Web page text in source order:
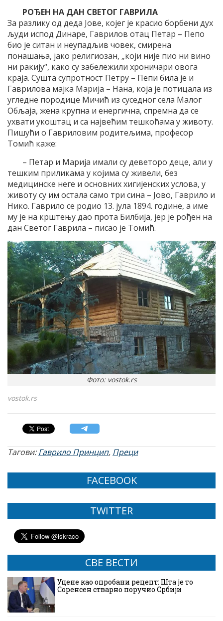
РОЂЕН НА ДАН СВЕТОГ ГАВРИЛА
За разлику од деда Јове, којег је красио борбени дух
људи испод Динаре, Гаврилов отац Петар – Пепо
био је ситан и неупадљив човек, смирена
понашања, јако религиозан, „који није пио ни вино
ни ракију“, како су забележили хроничари овога
краја. Сушта супротност Петру – Пепи била је и
Гаврилова мајка Марија – Нана, која је потицала из
угледне породице Мичић из суседног села Малог
Обљаја, жена крупна и енергична, спремна да се
ухвати укоштац и са највећим тешкоћама у животу.
Пишући о Гавриловим родитељима, професор
Томић каже:
– Петар и Марија имали су деветоро деце, али у
тешким приликама у којима су живели, без
медицинске неге и основних хигијенских услова, у
животу су им остала само три сина – Јово, Гаврило и
Нико. Гаврило се родио 13. јула 1894. године, а име
му је на крштењу дао прота Билбија, јер је рођен на
дан Светог Гаврила – писао је Томић.
Фото: vostok.rs
vostok.rs
Тагови:Гаврило Принцип, Преци
FACEBOOK
TWITTER
СВЕ ВЕСТИ
Уцене као опробани рецепт: Шта је то
Соренсен стварно поручио Србији